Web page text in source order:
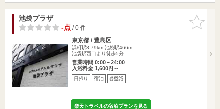
お気に入
りに追加
池袋プラザ
-点/ 0 件
東京都 / 豊島区
浜町駅8.79km 池袋駅466m
池袋駅西口より徒歩5分
営業時間 0:00～24:00
入浴料金 1,600円～
日帰り 宿泊 岩盤浴
楽天トラベルの宿泊プランを見る